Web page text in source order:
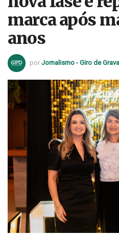
marca após
anos
por Jornalismo - Giro de